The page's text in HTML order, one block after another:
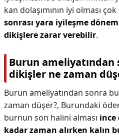
kan dolaşımının iyi olması
sonrası yara iyileşme
dikişlere zarar verebilir.
Burun
dikişler ne zaman
Burun ameliyatından sonra
zaman düşer?, Burundaki
burnun son halini alması ince
kadar zaman alırken kalın